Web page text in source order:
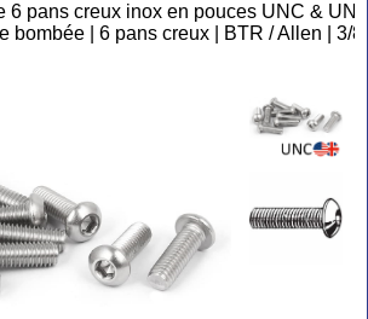
6 pans creux inox en pouces UNC & UNF
bombée | 6 pans creux | BTR / Allen |